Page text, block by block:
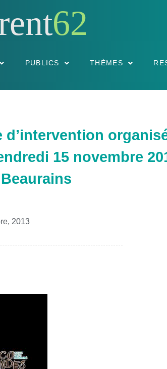
62
PUBLICS THÈMES
15 novembre
2013